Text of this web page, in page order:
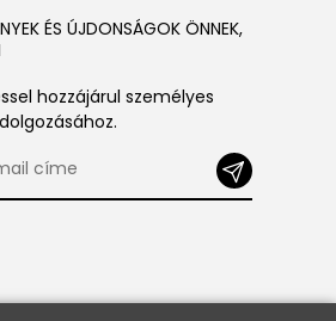
ÉS ÚJDONSÁGOK ÖNNEK,
hozzájárul személyes